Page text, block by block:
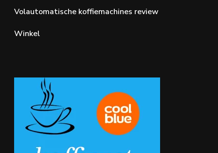
Volautomatische koffiemachines review
Winkel